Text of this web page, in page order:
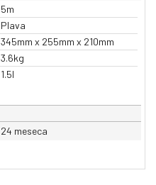
5m
Plava
345mm x 255mm x 210mm
3.6kg
1.5l
24 meseca